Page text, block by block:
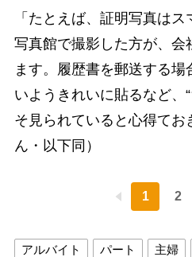
「たとえば、証明写真はス
写真館で撮影した方が、会
ます。履歴書を郵送する
いようきれいに貼るなど、
そ見られていると心得てお
ん・以下同）
1 2
アルバイト パート 主婦